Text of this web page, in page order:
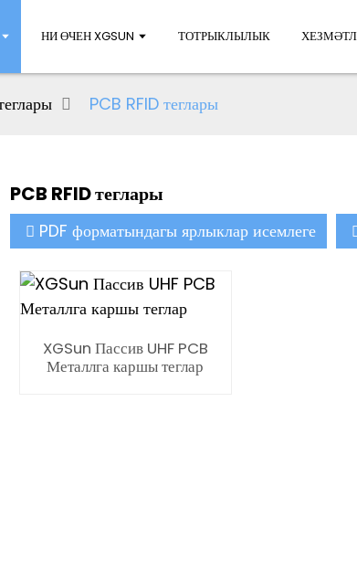
НИ ӨЧЕН XGSUN ТОТРЫКЛЫЛЫК
PCB RFID теглары
PCB RFID теглары
PDF форматындагы ярлыклар исемлеге
XGSun Пассив UHF PCB
Металлга каршы теглар